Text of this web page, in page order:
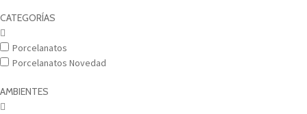
CATEGORÍAS
Porcelanatos
Porcelanatos Novedad
AMBIENTES